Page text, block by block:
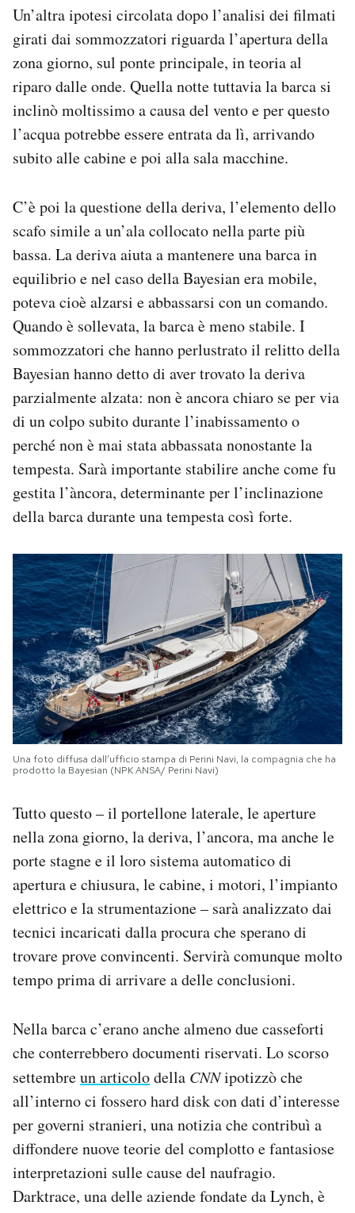
Un’altra ipotesi circolata dopo l’analisi dei filmati
girati dai sommozzatori riguarda l’apertura della
zona giorno, sul ponte principale, in teoria al
riparo dalle onde. Quella notte tuttavia la barca si
inclinò moltissimo a causa del vento e per questo
l’acqua potrebbe essere entrata da lì, arrivando
subito alle cabine e poi alla sala macchine.
C’è poi la questione della deriva, l’elemento dello
scafo simile a un’ala collocato nella parte più
bassa. La deriva aiuta a mantenere una barca in
equilibrio e nel caso della Bayesian era mobile,
poteva cioè alzarsi e abbassarsi con un comando.
Quando è sollevata, la barca è meno stabile. I
sommozzatori che hanno perlustrato il relitto della
Bayesian hanno detto di aver trovato la deriva
parzialmente alzata: non è ancora chiaro se per via
di un colpo subito durante l’inabissamento o
perché non è mai stata abbassata nonostante la
tempesta. Sarà importante stabilire anche come fu
gestita l’àncora, determinante per l’inclinazione
della barca durante una tempesta così forte.
Una foto diffusa dall’ufficio stampa di Perini Navi, la compagnia che ha
prodotto la Bayesian (NPK ANSA/ Perini Navi)
Tutto questo – il portellone laterale, le aperture
nella zona giorno, la deriva, l’ancora, ma anche le
porte stagne e il loro sistema automatico di
apertura e chiusura, le cabine, i motori, l’impianto
elettrico e la strumentazione – sarà analizzato dai
tecnici incaricati dalla procura che sperano di
trovare prove convincenti. Servirà comunque molto
tempo prima di arrivare a delle conclusioni.
Nella barca c’erano anche almeno due casseforti
che conterrebbero documenti riservati. Lo scorso
settembreun articolodella CNNipotizzò che
all’interno ci fossero hard disk con dati d’interesse
per governi stranieri, una notizia che contribuì a
diffondere nuove teorie del complotto e fantasiose
interpretazioni sulle cause del naufragio.
Darktrace, una delle aziende fondate da Lynch, è